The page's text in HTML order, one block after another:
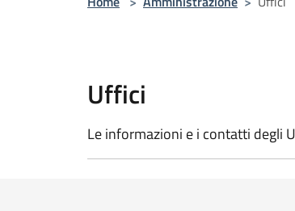
Uffici
Le informazioni e i contatti degli